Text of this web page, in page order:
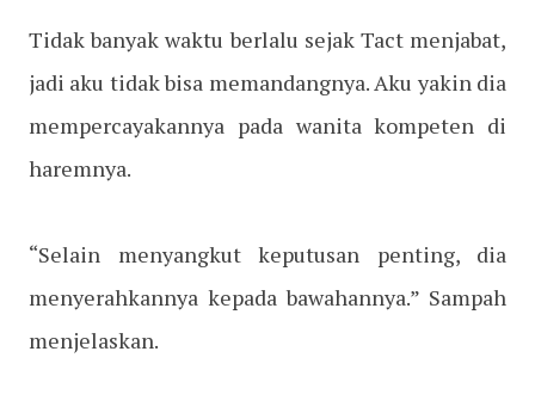
Tidak banyak waktu berlalu sejak Tact menjabat,
jadi aku tidak bisa memandangnya. Aku yakin dia
mempercayakannya pada wanita kompeten di
haremnya.
“Selain menyangkut keputusan penting, dia
menyerahkannya kepada bawahannya.” Sampah
menjelaskan.